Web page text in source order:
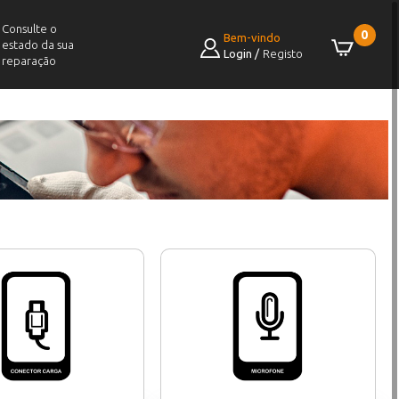
Consulte o
estado da sua
reparação
0
Bem-vindo
Login / Registo